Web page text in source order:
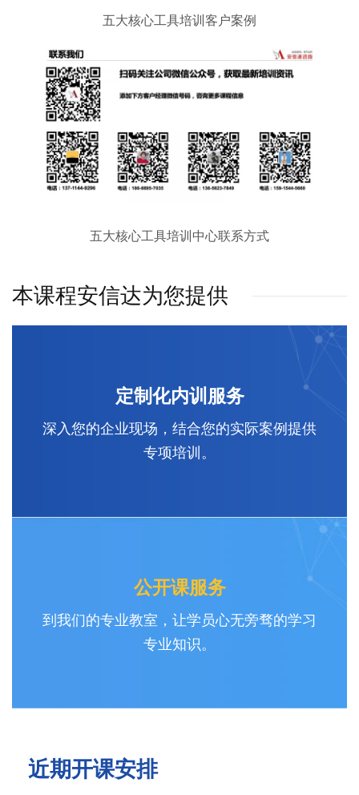
五大核心工具培训客户案例
五大核心工具培训中心联系方式
本课程安信达为您提供
定制化内训服务
深入您的企业现场，结合您的实际案例提供
专项培训。
公开课服务
到我们的专业教室，让学员心无旁骛的学习
专业知识。
近期开课安排